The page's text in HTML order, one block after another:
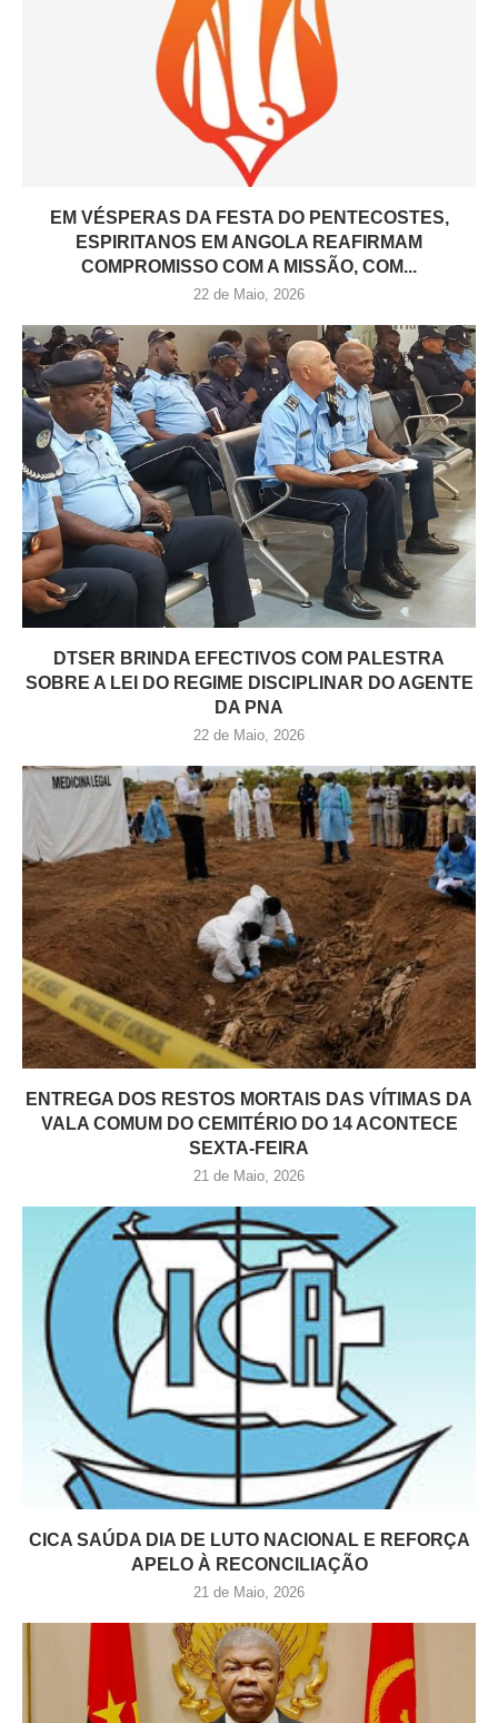
EM VÉSPERAS DA FESTA DO PENTECOSTES,
ESPIRITANOS EM ANGOLA REAFIRMAM
COMPROMISSO COM A MISSÃO, COM...
22 de Maio, 2026
DTSER BRINDA EFECTIVOS COM PALESTRA
SOBRE A LEI DO REGIME DISCIPLINAR DO AGENTE
DA PNA
22 de Maio, 2026
ENTREGA DOS RESTOS MORTAIS DAS VÍTIMAS DA
VALA COMUM DO CEMITÉRIO DO 14 ACONTECE
SEXTA-FEIRA
21 de Maio, 2026
CICA SAÚDA DIA DE LUTO NACIONAL E REFORÇA
APELO À RECONCILIAÇÃO
21 de Maio, 2026